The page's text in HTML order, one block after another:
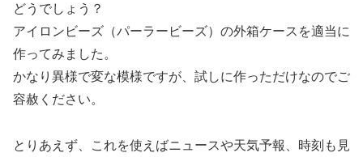
どうでしょう？
アイロンビーズ（パーラービーズ）の外箱ケースを適当に
作ってみました。
かなり異様で変な模様ですが、試しに作っただけなのでご
容赦ください。
とりあえず、これを使えばニュースや天気予報、時刻も見